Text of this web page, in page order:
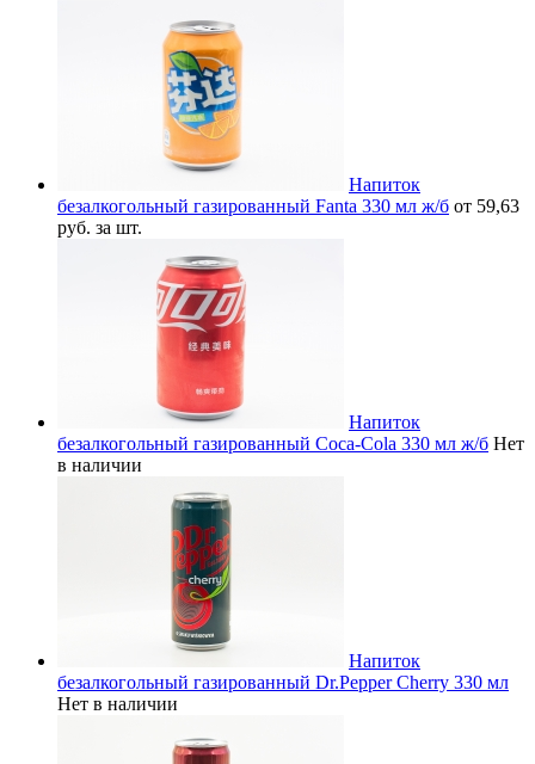
Напиток
безалкогольный газированный Fanta 330 мл ж/б от 59,63
руб. за шт.
Напиток
безалкогольный газированный Coca-Cola 330 мл ж/б Нет
в наличии
Напиток
безалкогольный газированный Dr.Pepper Cherry 330 мл
Нет в наличии